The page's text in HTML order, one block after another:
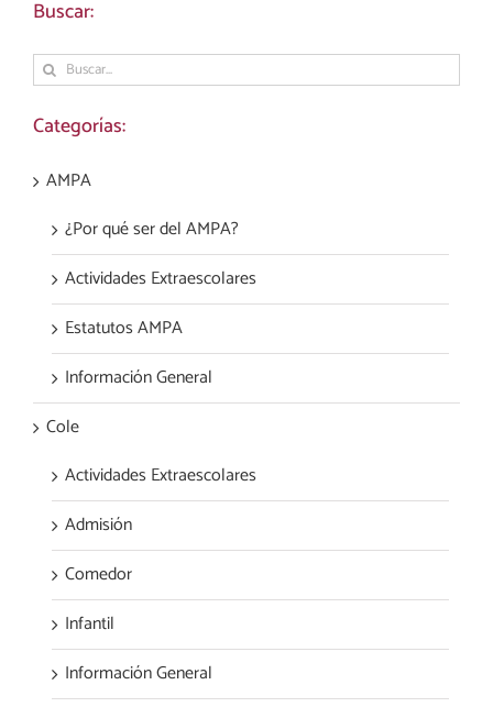
Buscar:
Buscar:
Categorías:
AMPA
¿Por qué ser del AMPA?
Actividades Extraescolares
Estatutos AMPA
Información General
Cole
Actividades Extraescolares
Admisión
Comedor
Infantil
Información General